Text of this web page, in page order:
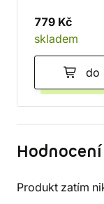
779 Kč
skladem
do
Hodnocení
Produkt zatím